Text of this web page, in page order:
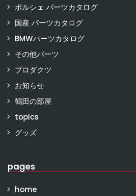
ポルシェ パーツカタログ
国産 パーツカタログ
BMWパーツカタログ
その他パーツ
プロダクツ
お知らせ
鶴田の部屋
topics
グッズ
pages
home